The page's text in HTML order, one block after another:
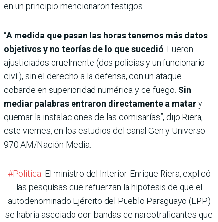
en un principio mencionaron testigos.
“A medida que pasan las horas tenemos más datos
objetivos y no teorías de lo que sucedió . Fueron
ajusticiados cruelmente (dos policías y un funcionario
civil), sin el derecho a la defensa, con un ataque
cobarde en superioridad numérica y de fuego. Sin
mediar palabras entraron directamente a matary
quemar la instalaciones de las comisarías”, dijo Riera,
este viernes, en los estudios del canal Gen y Universo
970 AM/Nación Media.
#Política . El ministro del Interior, Enrique Riera, explicó
las pesquisas que refuerzan la hipótesis de que el
autodenominado Ejército del Pueblo Paraguayo (EPP)
se habría asociado con bandas de narcotraficantes que